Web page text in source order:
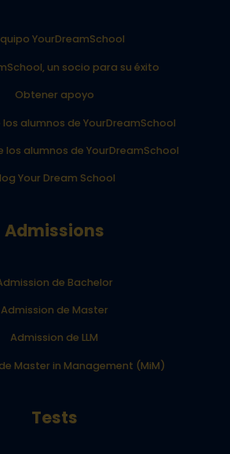
YourDreamSchool
un socio para su éxito
Obtener apoyo
los alumnos de YourDreamSchool
los alumnos de YourDreamSchool
Your Dream School
Admissions
de Bachelor
Admission de Master
Admission de LLM
Master in Management (MiM)
Tests